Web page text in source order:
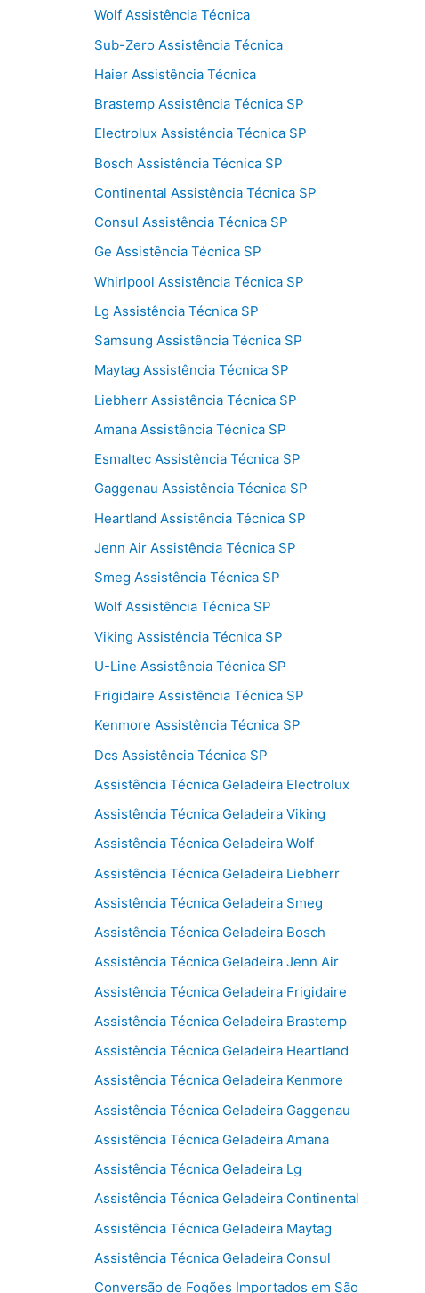
Wolf Assistência Técnica
Sub-Zero Assistência Técnica
Haier Assistência Técnica
Brastemp Assistência Técnica SP
Electrolux Assistência Técnica SP
Bosch Assistência Técnica SP
Continental Assistência Técnica SP
Consul Assistência Técnica SP
Ge Assistência Técnica SP
Whirlpool Assistência Técnica SP
Lg Assistência Técnica SP
Samsung Assistência Técnica SP
Maytag Assistência Técnica SP
Liebherr Assistência Técnica SP
Amana Assistência Técnica SP
Esmaltec Assistência Técnica SP
Gaggenau Assistência Técnica SP
Heartland Assistência Técnica SP
Jenn Air Assistência Técnica SP
Smeg Assistência Técnica SP
Wolf Assistência Técnica SP
Viking Assistência Técnica SP
U-Line Assistência Técnica SP
Frigidaire Assistência Técnica SP
Kenmore Assistência Técnica SP
Dcs Assistência Técnica SP
Assistência Técnica Geladeira Electrolux
Assistência Técnica Geladeira Viking
Assistência Técnica Geladeira Wolf
Assistência Técnica Geladeira Liebherr
Assistência Técnica Geladeira Smeg
Assistência Técnica Geladeira Bosch
Assistência Técnica Geladeira Jenn Air
Assistência Técnica Geladeira Frigidaire
Assistência Técnica Geladeira Brastemp
Assistência Técnica Geladeira Heartland
Assistência Técnica Geladeira Kenmore
Assistência Técnica Geladeira Gaggenau
Assistência Técnica Geladeira Amana
Assistência Técnica Geladeira Lg
Assistência Técnica Geladeira Continental
Assistência Técnica Geladeira Maytag
Assistência Técnica Geladeira Consul
Conversão de Fogões Importados em São